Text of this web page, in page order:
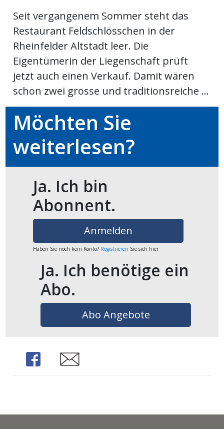
Seit vergangenem Sommer steht das
Restaurant Feldschlösschen in der
Rheinfelder Altstadt leer. Die
Eigentümerin der Liegenschaft prüft
jetzt auch einen Verkauf. Damit wären
schon zwei grosse und traditionsreiche ...
Möchten Sie
weiterlesen?
Ja. Ich bin
Abonnent.
Anmelden
Haben Sie noch kein Konto? Registrieren Sie sich hier
Ja. Ich benötige ein
Abo.
Abo Angebote
Share Share